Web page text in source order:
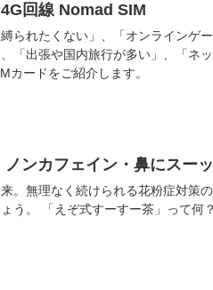
回線 Nomad SIM
縛られたくない」、「オンラインゲ
「出張や国内旅行が多い」、「ネ
カードをご紹介します。
ンカフェイン・鼻にスー
。無理なく続けられる花粉症対策
道地方で作られる伝統的